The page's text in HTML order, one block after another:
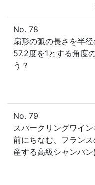
No. 78
扇形の弧の長さを半
57.2度を1とする角度
う？
No. 79
スパークリングワイ
前にちなむ、フラン
産する高級シャンパン